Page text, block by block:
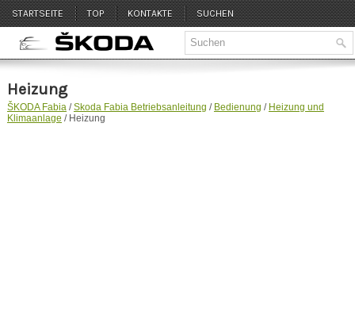
STARTSEITE TOP KONTAKTE SUCHEN
Heizung
ŠKODA Fabia/Skoda Fabia Betriebsanleitung / Bedienung / Heizung und
Klimaanlage / Heizung